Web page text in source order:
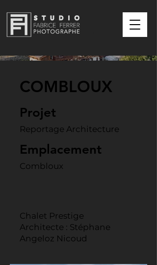
COMBLOUX
Projet
Reportage Architecture
Emplacement
Combloux
Chalet Prestige
Architecte : Stéphane
Angeloz Nicoud